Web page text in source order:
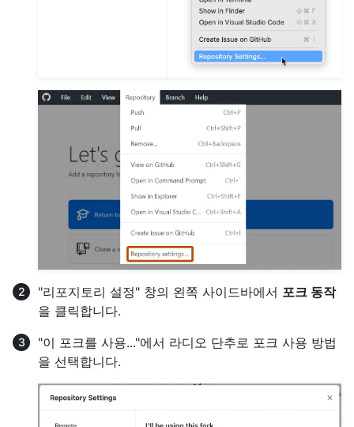
"리포지토리 설정" 창의 왼쪽 사이드바에서 포크 동작
을 클릭합니다.
"이 포크를 사용..."에서 라디오 단추로 포크 사용 방법
을 선택합니다.